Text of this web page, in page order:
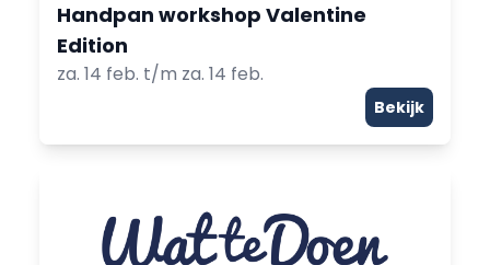
Handpan workshop Valentine
Edition
za. 14 feb. t/m za. 14 feb.
Bekijk